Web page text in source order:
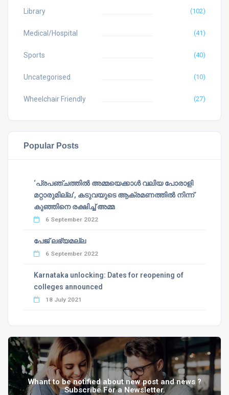
Library (102)
Medical/Hospital (41)
Sports (40)
Uncategorised (10)
Wheelchair Friendly (27)
Popular Posts
‘പ്രപഞ്ചത്തില്‍ അമ്മയെക്കാള്‍ വലിയ പോരാളി
മറ്റാരുമില്ല’, കടുവയുടെ ആക്രമണത്തില്‍ നിന്ന്
കുഞ്ഞിനെ രക്ഷിച്ച് അമ്മ
6 September 2022
പേജ് ലഭ്യമല്ല
6 September 2022
Karnataka unlocking: Dates for reopening of
colleges announced
18 July 2021
Whant to be notified about new post and news ?
Subscribe For a Newsletter.